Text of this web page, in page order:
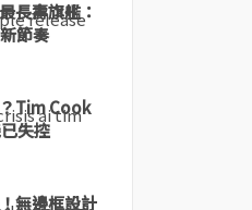
長壽旗艦：
節奏
Tim Cook
失控
無邊框設計